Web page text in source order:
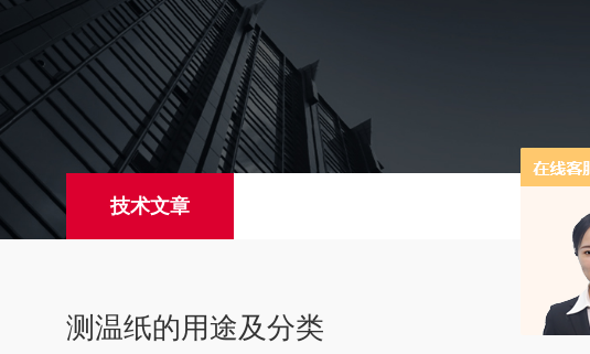
技术文章
测温纸的用途及分类